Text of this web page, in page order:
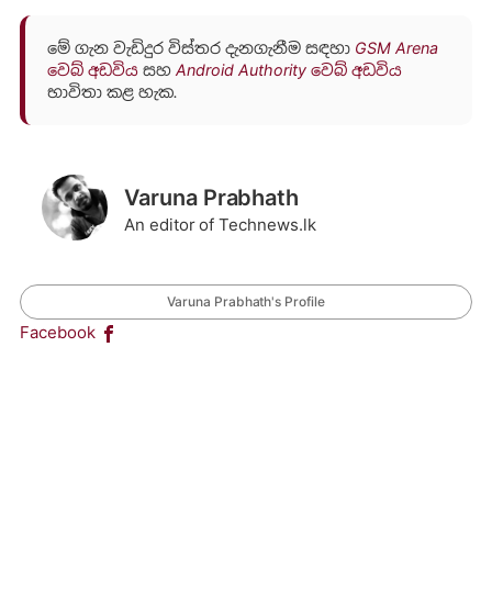
මේ ගැන වැඩිදුර විස්තර දැනගැනීම සඳහා GSM Arena
වෙබ් අඩවියසහ Android Authority වෙබ් අඩවිය
භාවිතා කළ හැක.
Varuna Prabhath
An editor of Technews.lk
Varuna Prabhath's Profile
Facebook